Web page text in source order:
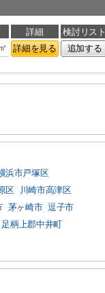
詳細
検討リスト
詳細を見る 追加する
浜市戸塚区
区
川崎市高津区
茅ヶ崎市 逗子市
足柄上郡中井町